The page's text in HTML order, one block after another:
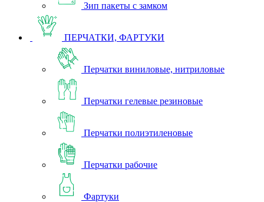
Зип пакеты с замком
ПЕРЧАТКИ, ФАРТУКИ
Перчатки виниловые, нитриловые
Перчатки гелевые резиновые
Перчатки полиэтиленовые
Перчатки рабочие
Фартуки